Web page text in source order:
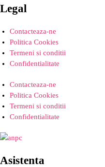
Legal
Contacteaza-ne
Politica Cookies
Termeni si conditii
Confidentialitate
Contacteaza-ne
Politica Cookies
Termeni si conditii
Confidentialitate
Asistenta